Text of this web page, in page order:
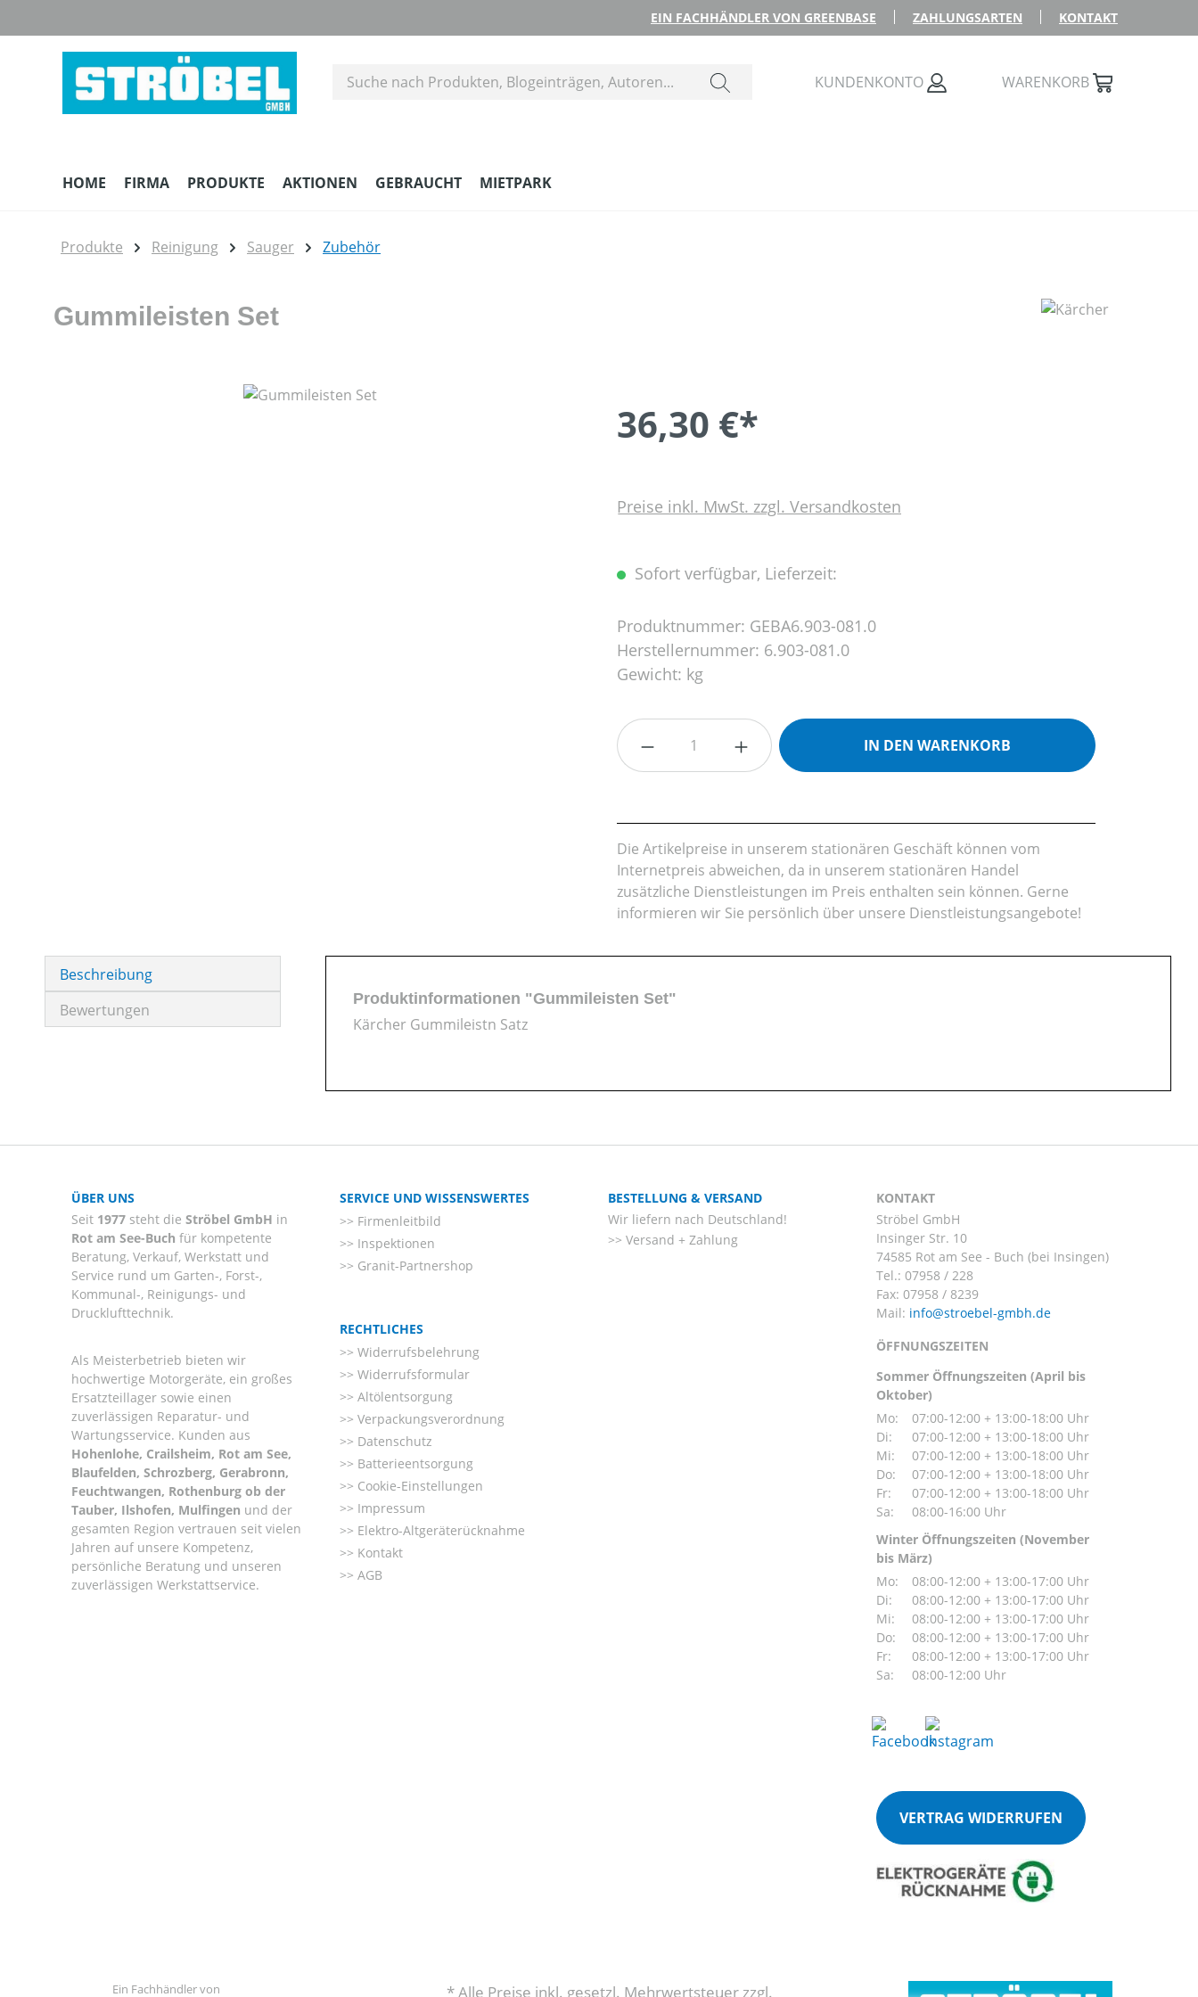
EIN FACHHÄNDLER VON GREENBASE ZAHLUNGSARTEN KONTAKT
KUNDENKONTO WARENKORB
HOME FIRMA PRODUKTE AKTIONEN GEBRAUCHT MIETPARK
Produkte Reinigung Sauger Zubehör
Gummileisten Set
36,30 €*
Preise inkl. MwSt. zzgl. Versandkosten
Sofort verfügbar, Lieferzeit:
Produktnummer: GEBA6.903-081.0
Herstellernummer: 6.903-081.0
Gewicht: kg
Produkt Anzahl: Gib den gewünschten Wert ein oder
IN DEN WARENKORB
Die Artikelpreise in unserem stationären Geschäft können vom
Internetpreis abweichen, da in unserem stationären Handel
zusätzliche Dienstleistungen im Preis enthalten sein können. Gerne
informieren wir Sie persönlich über unsere Dienstleistungsangebote!
Beschreibung
Bewertungen
Produktinformationen "Gummileisten Set"
Kärcher Gummileistn Satz
ÜBER UNS
Seit 1977 steht die Ströbel GmbH in
Rot am See-Buch für kompetente
Beratung, Verkauf, Werkstatt und
Service rund um Garten-, Forst-,
Kommunal-, Reinigungs- und
Drucklufttechnik.
Als Meisterbetrieb bieten wir
hochwertige Motorgeräte, ein großes
Ersatzteillager sowie einen
zuverlässigen Reparatur- und
Wartungsservice. Kunden aus
Hohenlohe, Crailsheim, Rot am See,
Blaufelden, Schrozberg, Gerabronn,
Feuchtwangen, Rothenburg ob der
Tauber, Ilshofen, Mulfingen und der
gesamten Region vertrauen seit vielen
Jahren auf unsere Kompetenz,
persönliche Beratung und unseren
zuverlässigen Werkstattservice.
SERVICE UND WISSENSWERTES
Firmenleitbild
Inspektionen
Granit-Partnershop
RECHTLICHES
Widerrufsbelehrung
Widerrufsformular
Altölentsorgung
Verpackungsverordnung
Datenschutz
Batterieentsorgung
Cookie-Einstellungen
Impressum
Elektro-Altgeräterücknahme
Kontakt
AGB
BESTELLUNG & VERSAND
Wir liefern nach Deutschland!
Versand + Zahlung
KONTAKT
Ströbel GmbH
Insinger Str. 10
74585 Rot am See - Buch (bei Insingen)
Tel.: 07958 / 228
Fax: 07958 / 8239
Mail:
ÖFFNUNGSZEITEN
Sommer Öffnungszeiten (April bis
Oktober)
Mo:
07:00-12:00 + 13:00-18:00 Uhr
Di:
07:00-12:00 + 13:00-18:00 Uhr
Mi:
07:00-12:00 + 13:00-18:00 Uhr
Do:
07:00-12:00 + 13:00-18:00 Uhr
Fr:
07:00-12:00 + 13:00-18:00 Uhr
Sa:
08:00-16:00 Uhr
Winter Öffnungszeiten (November
bis März)
Mo:
08:00-12:00 + 13:00-17:00 Uhr
Di:
08:00-12:00 + 13:00-17:00 Uhr
Mi:
08:00-12:00 + 13:00-17:00 Uhr
Do:
08:00-12:00 + 13:00-17:00 Uhr
Fr:
08:00-12:00 + 13:00-17:00 Uhr
Sa:
08:00-12:00 Uhr
VERTRAG WIDERRUFEN
Ein Fachhändler von * Alle Preise inkl. gesetzl. Mehrwertsteuer zzgl.